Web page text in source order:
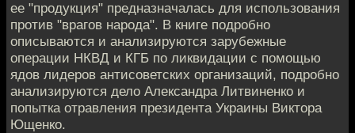
ее "продукция" предназначалась для использования
против "врагов народа". В книге подробно
описываются и анализируются зарубежные
операции НКВД и КГБ по ликвидации с помощью
ядов лидеров антисоветских организаций, подробно
анализируются дело Александра Литвиненко и
попытка отравления президента Украины Виктора
Ющенко.